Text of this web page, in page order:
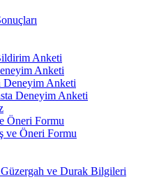
Anketi
Anketi
Deneyim Anketi
Deneyim Anketi
Öneri Formu
ve Öneri Formu
ve Durak Bilgileri